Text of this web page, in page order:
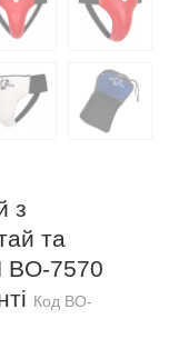
з
та
BO-7570
Код BO-